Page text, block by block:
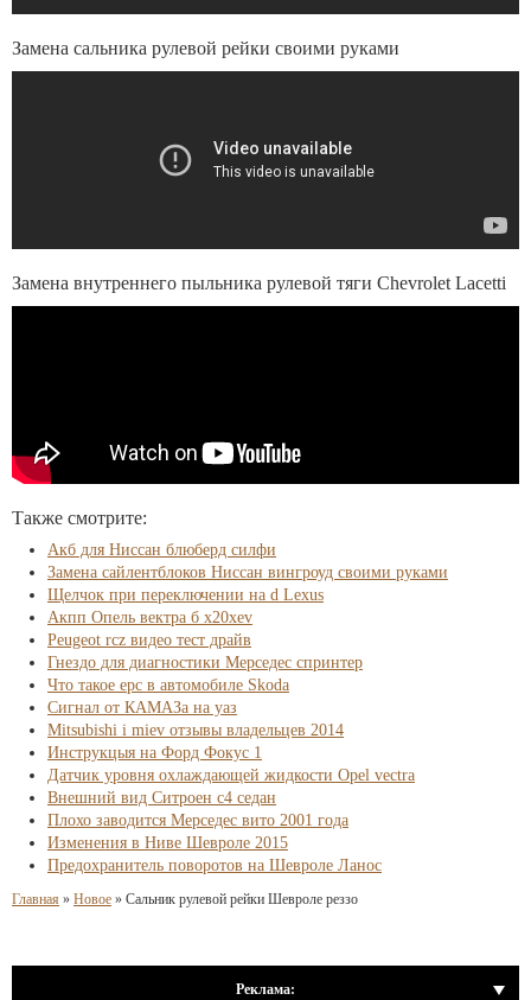
Замена сальника рулевой рейки своими руками
Замена внутреннего пыльника рулевой тяги Chevrolet Lacetti
Также смотрите:
Акб для Ниссан блюберд силфи
Замена сайлентблоков Ниссан вингроуд своими руками
Щелчок при переключении на d Lexus
Акпп Опель вектра б x20xev
Peugeot rcz видео тест драйв
Гнездо для диагностики Мерседес спринтер
Что такое epc в автомобиле Skoda
Сигнал от КАМАЗа на уаз
Mitsubishi i miev отзывы владельцев 2014
Инструкцыя на Форд Фокус 1
Датчик уровня охлаждающей жидкости Opel vectra
Внешний вид Ситроен с4 седан
Плохо заводится Мерседес вито 2001 года
Изменения в Ниве Шевроле 2015
Предохранитель поворотов на Шевроле Ланос
Главная » Новое » Сальник рулевой рейки Шевроле реззо
Реклама: